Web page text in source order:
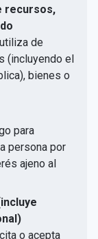
recursos,
de
(incluyendo el
bienes o
para
persona por
ajeno al
o acepta